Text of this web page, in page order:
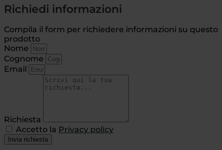
Richiedi informazioni
Compila il form per richiedere informazioni su questo
prodotto
Nome
Cognome
Email
Richiesta
Accetto la Privacy policy
Invia richiesta